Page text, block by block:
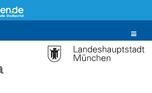
Toggle